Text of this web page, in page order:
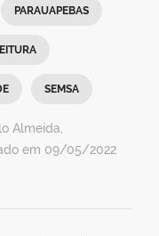
PARAUAPEBAS
SEMSA
Almeida,
em 09/05/2022